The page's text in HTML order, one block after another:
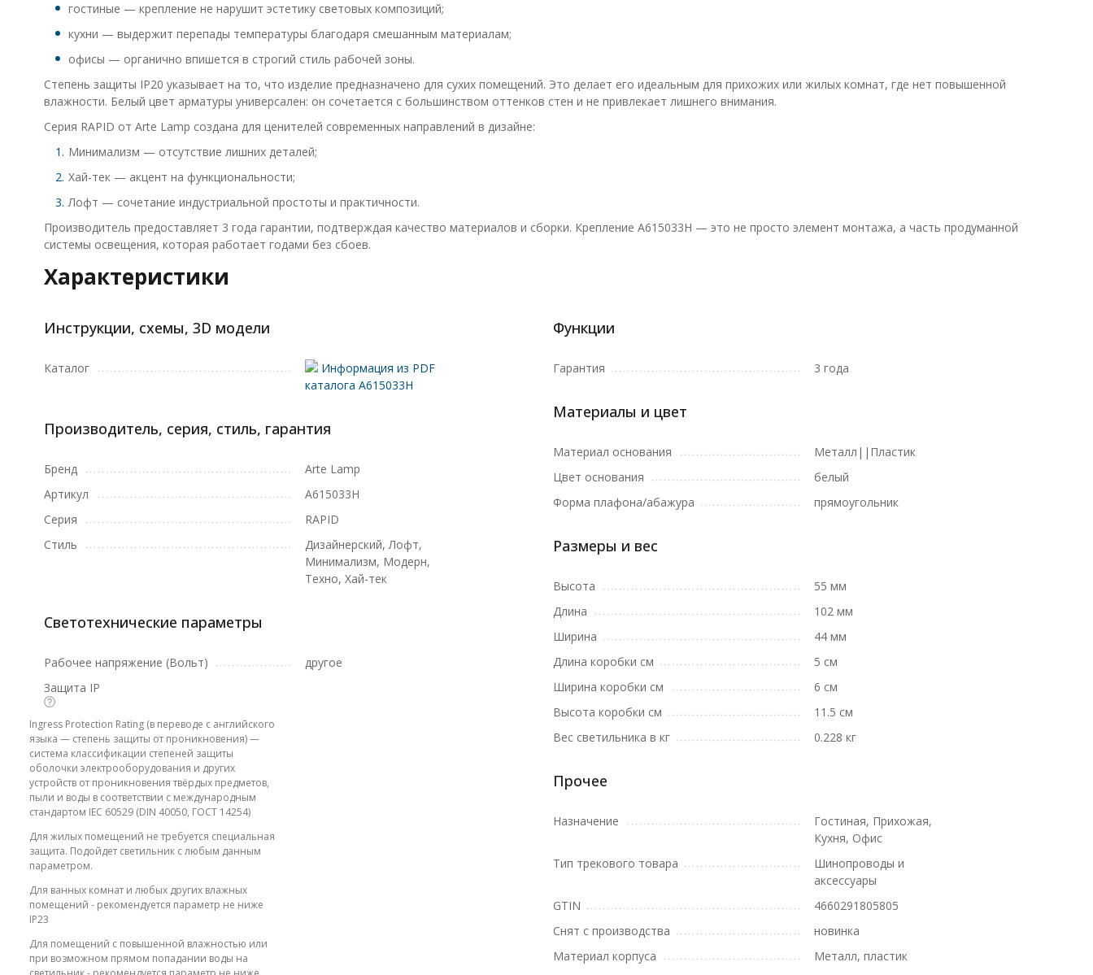
гостиные — крепление не нарушит эстетику световых композиций;
кухни — выдержит перепады температуры благодаря смешанным материалам;
офисы — органично впишется в строгий стиль рабочей зоны.
Степень защиты IP20 указывает на то, что изделие предназначено для сухих помещений. Это делает его идеальным для прихожих или жилых комнат, где нет повышенной
влажности. Белый цвет арматуры универсален: он сочетается с большинством оттенков стен и не привлекает лишнего внимания.
Серия RAPID от Arte Lamp создана для ценителей современных направлений в дизайне:
Минимализм — отсутствие лишних деталей;
Хай-тек — акцент на функциональности;
Лофт — сочетание индустриальной простоты и практичности.
Производитель предоставляет 3 года гарантии, подтверждая качество материалов и сборки. Крепление A615033H — это не просто элемент монтажа, а часть продуманной
системы освещения, которая работает годами без сбоев.
Характеристики
Инструкции, схемы, 3D модели
Каталог
Информация из PDF
каталога A615033H
Производитель, серия, стиль, гарантия
Бренд
Arte Lamp
Артикул
A615033H
Серия
RAPID
Стиль
Дизайнерский, Лофт,
Минимализм, Модерн,
Техно, Хай-тек
Светотехнические параметры
Рабочее напряжение (Вольт)
другое
Защита IP
Ingress Protection Rating (в переводе с английского
языка — степень защиты от проникновения) —
система классификации степеней защиты
оболочки электрооборудования и других
устройств от проникновения твёрдых предметов,
пыли и воды в соответствии с международным
стандартом IEC 60529 (DIN 40050, ГОСТ 14254)
Для жилых помещений не требуется специальная
защита. Подойдет светильник с любым данным
параметром.
Для ванных комнат и любых других влажных
помещений - рекомендуется параметр не ниже
IP23
Для помещений с повышенной влажностью или
при возможном прямом попадании воды на
Функции
Гарантия 3 года
Материалы и цвет
Материал основания
Металл||Пластик
Цвет основания
белый
Форма плафона/абажура
прямоугольник
Размеры и вес
Высота
55 мм
Длина
102 мм
Ширина
44 мм
Длина коробки см
5 см
Ширина коробки см
6 см
Высота коробки см
11.5 см
Вес светильника в кг
0.228 кг
Прочее
Назначение
Гостиная, Прихожая,
Кухня, Офис
Тип трекового товара
Шинопроводы и
аксессуары
GTIN
4660291805805
Снят с производства
новинка
Материал корпуса
Металл, пластик